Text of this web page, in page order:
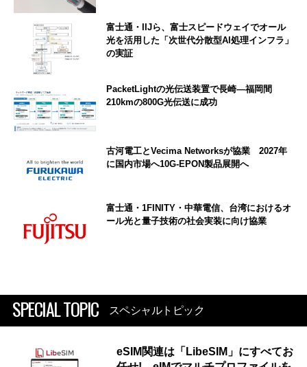
富士通・IIJら、富士スピードウェイでオール
光を活用した「次世代分散型AI処理インフラ」
の実証
PacketLightの光伝送装置で長崎―福岡間
210kmの800G光伝送に成功
古河電工とVecima Networksが協業 2027年
に国内市場へ10G-EPON製品展開へ
富士通・1FINITY・中華電信、台湾におけるオ
ール光と量子技術の社会実装に向け協業
SPECIAL TOPIC スペシャルトピック
eSIM関連は「LibeSIM」にすべてお